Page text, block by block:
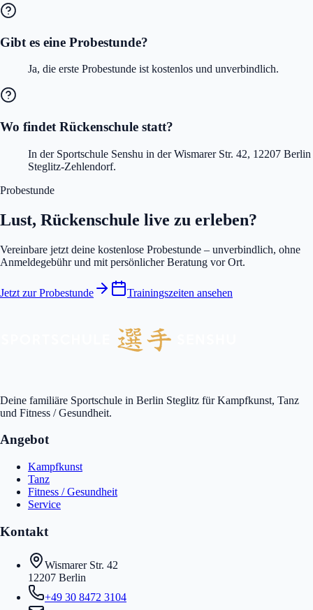
Gibt es eine Probestunde?
Ja, die erste Probestunde ist kostenlos und unverbindlich.
Wo findet Rückenschule statt?
In der Sportschule Senshu in der Wismarer Str. 42, 12207 Berlin
Steglitz-Zehlendorf.
Probestunde
Lust, Rückenschule live zu erleben?
Vereinbare jetzt deine kostenlose Probestunde – unverbindlich, ohne
Anmeldegebühr und mit persönlicher Beratung vor Ort.
Jetzt zur Probestunde Trainingszeiten ansehen
Deine familiäre Sportschule in Berlin Steglitz für Kampfkunst, Tanz
und Fitness / Gesundheit.
Angebot
Kampfkunst
Tanz
Fitness / Gesundheit
Service
Kontakt
Wismarer Str. 42
12207 Berlin
+49 30 8472 3104